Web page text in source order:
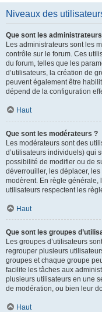
Niveaux des
Que sont les
Les administrateurs sont les
contrôle sur le forum. Ces
du forum, telles que les
d’utilisateurs, la création de
peuvent également être
dépend de la configuration
Haut
Que sont les modérateurs ?
Les modérateurs sont des
d’utilisateurs individuels) qui
possibilité de modifier ou de
déverrouiller, les déplacer,
modèrent. En règle générale,
utilisateurs respectent les
Haut
Que sont les groupes
Les groupes d’utilisateurs
regrouper plusieurs
groupes et chaque groupe
facilite les tâches aux
plusieurs utilisateurs en une
de modération, ou bien leur
Haut